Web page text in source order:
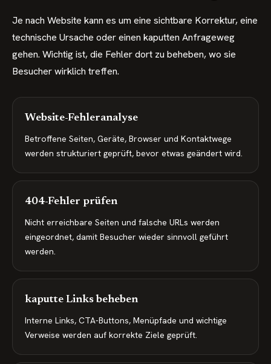
Je nach Website kann es um eine sichtbare Korrektur, eine
technische Ursache oder einen kaputten Anfrageweg
gehen. Wichtig ist, die Fehler dort zu beheben, wo sie
Besucher wirklich treffen.
Website-Fehleranalyse
Betroffene Seiten, Geräte, Browser und Kontaktwege
werden strukturiert geprüft, bevor etwas geändert wird.
404-Fehler prüfen
Nicht erreichbare Seiten und falsche URLs werden
eingeordnet, damit Besucher wieder sinnvoll geführt
werden.
kaputte Links beheben
Interne Links, CTA-Buttons, Menüpfade und wichtige
Verweise werden auf korrekte Ziele geprüft.